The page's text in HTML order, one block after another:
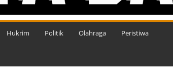
Hukrim Politik Olahraga Peristiwa